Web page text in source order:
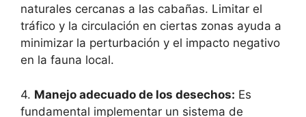
naturales cercanas a las cabañas. Limitar el
tráfico y la circulación en ciertas zonas ayuda a
minimizar la perturbación y el impacto negativo
en la fauna local.
4. Manejo adecuado de los desechos: Es
fundamental implementar un sistema de